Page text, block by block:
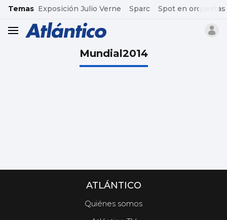
common.go-to-content
Temas Exposición Julio Verne Sparc Spot en orquestas
header.menu.open
Mundial2014
ATLÁNTICO
Quiénes somos